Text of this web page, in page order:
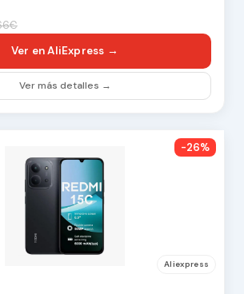
Ver en AliExpress →
Ver más detalles →
-26%
Aliexpress